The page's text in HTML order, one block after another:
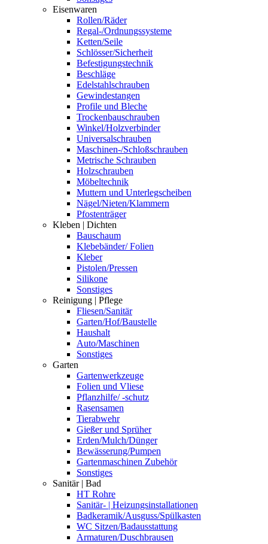
Eisenwaren
Rollen/Räder
Regal-/Ordnungssysteme
Ketten/Seile
Schlösser/Sicherheit
Befestigungstechnik
Beschläge
Edelstahlschrauben
Gewindestangen
Profile und Bleche
Trockenbauschrauben
Winkel/Holzverbinder
Universalschrauben
Maschinen-/Schloßschrauben
Metrische Schrauben
Holzschrauben
Möbeltechnik
Muttern und Unterlegscheiben
Nägel/Nieten/Klammern
Pfostenträger
Kleben | Dichten
Bauschaum
Klebebänder/ Folien
Kleber
Pistolen/Pressen
Silikone
Sonstiges
Reinigung | Pflege
Fliesen/Sanitär
Garten/Hof/Baustelle
Haushalt
Auto/Maschinen
Sonstiges
Garten
Gartenwerkzeuge
Folien und Vliese
Pflanzhilfe/ -schutz
Rasensamen
Tierabwehr
Gießer und Sprüher
Erden/Mulch/Dünger
Bewässerung/Pumpen
Gartenmaschinen Zubehör
Sonstiges
Sanitär | Bad
HT Rohre
Sanitär- | Heizungsinstallationen
Badkeramik/Ausguss/Spülkasten
WC Sitzen/Badausstattung
Armaturen/Duschbrausen